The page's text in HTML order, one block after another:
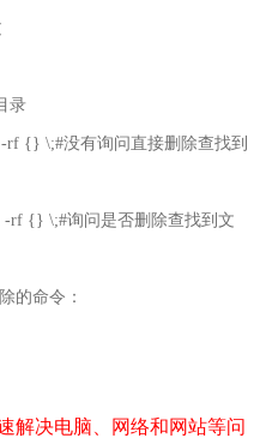
录
rf {} \;#没有询问直接删除查找到
-rf {} \;#询问是否删除查找到文
的命令：
解决电脑、网络和网站等问